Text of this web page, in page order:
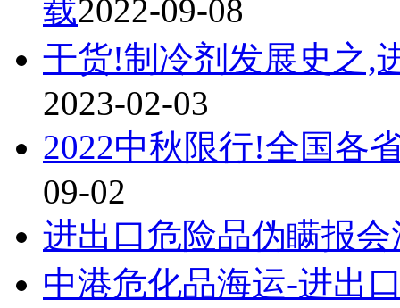
载2022-09-08
干货!制冷剂发展史之,
2023-02-03
2022中秋限行!全国各
09-02
进出口危险品伪瞒报
中港危化品海运-进出